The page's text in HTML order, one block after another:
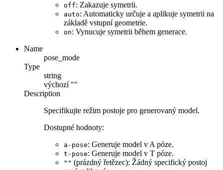
off: Zakazuje symetrii.
auto: Automaticky určuje a aplikuje symetrii na
základě vstupní geometrie.
on: Vynucuje symetrii během generace.
Name
pose_mode
Type
string
výchozí ""
Description
Specifikujte režim postoje pro generovaný model.
Dostupné hodnoty:
a-pose: Generuje model v A póze.
t-pose: Generuje model v T póze.
"" (prázdný řetězec): Žádný specifický postoj